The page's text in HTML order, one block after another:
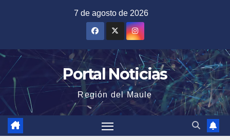
7 de agosto de 2026
Portal Noticias
Región del Maule